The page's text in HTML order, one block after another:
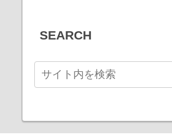
SEARCH